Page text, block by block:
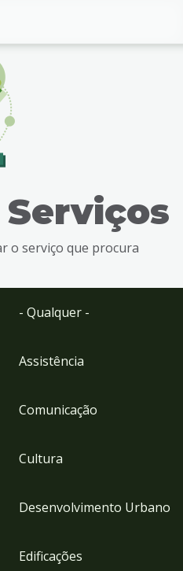
o serviço que procura
- Qualquer -
Assistência
Comunicação
Cultura
Desenvolvimento Urbano
Edificações